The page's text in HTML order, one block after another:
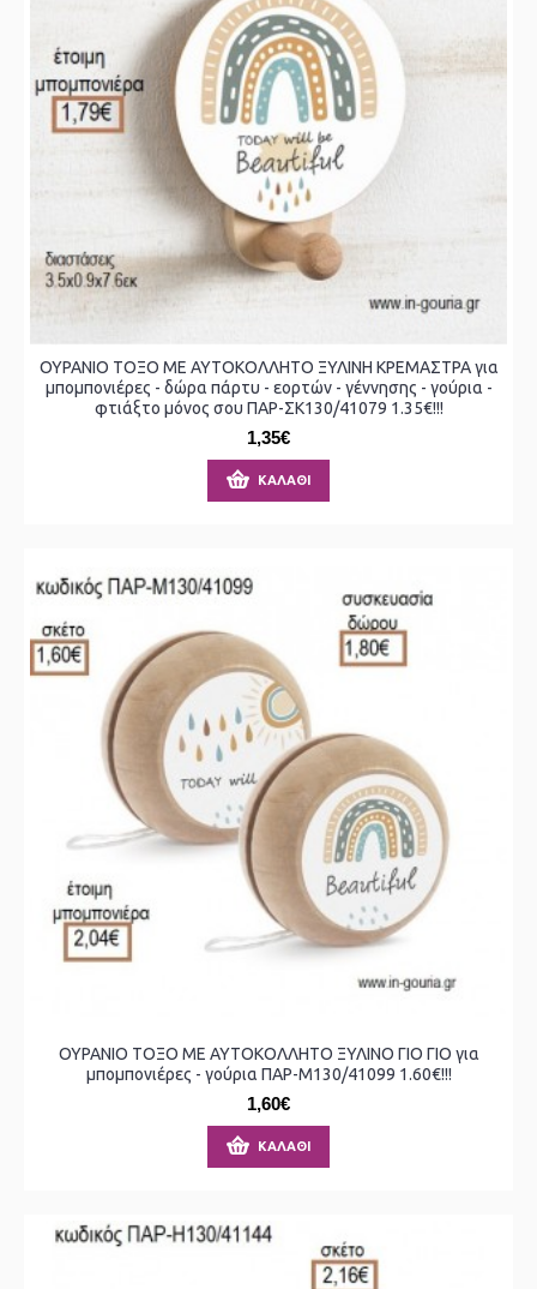
ΟΥΡΑΝΙΟ ΤΟΞΟ ΜΕ ΑΥΤΟΚΟΛΛΗΤΟ ΞΥΛΙΝΗ ΚΡΕΜΑΣΤΡΑ για
μπομπονιέρες - δώρα πάρτυ - εορτών - γέννησης - γούρια -
φτιάξτο μόνος σου ΠΑΡ-ΣΚ130/41079 1.35€!!!
1,35€
ΚΑΛΆΘΙ
ΟΥΡΑΝΙΟ ΤΟΞΟ ΜΕ ΑΥΤΟΚΟΛΛΗΤΟ ΞΥΛΙΝΟ ΓΙΟ ΓΙΟ για
μπομπονιέρες - γούρια ΠΑΡ-Μ130/41099 1.60€!!!
1,60€
ΚΑΛΆΘΙ